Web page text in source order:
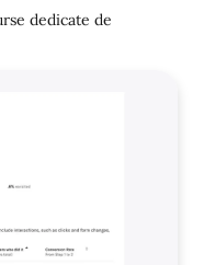
dedicate de